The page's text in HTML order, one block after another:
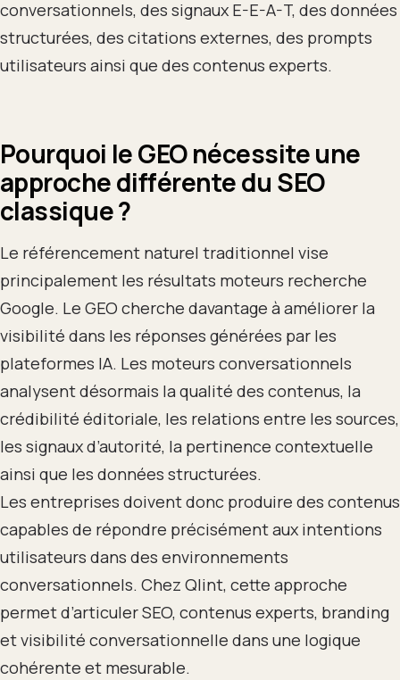
conversationnels, des signaux E-E-A-T, des données
structurées, des citations externes, des prompts
utilisateurs ainsi que des contenus experts.
Pourquoi le GEO nécessite une
approche différente du SEO
classique ?
Le référencement naturel traditionnel vise
principalement les résultats moteurs recherche
Google. Le GEO cherche davantage à améliorer la
visibilité dans les réponses générées par les
plateformes IA. Les moteurs conversationnels
analysent désormais la qualité des contenus, la
crédibilité éditoriale, les relations entre les sources,
les signaux d’autorité, la pertinence contextuelle
ainsi que les données structurées.
Les entreprises doivent donc produire des contenus
capables de répondre précisément aux intentions
utilisateurs dans des environnements
conversationnels. Chez Qlint, cette approche
permet d’articuler SEO, contenus experts, branding
et visibilité conversationnelle dans une logique
cohérente et mesurable.